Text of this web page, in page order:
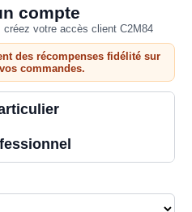
compte
créez votre accès client C2M84
des récompenses fidélité sur
commandes.